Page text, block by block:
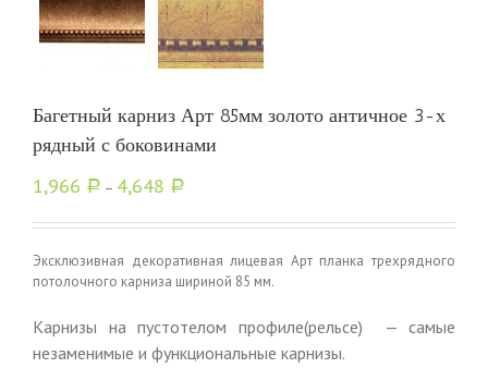
Багетный карниз Арт 85мм золото античное 3-х
рядный с боковинами
1,966 Р – 4,648 Р
Эксклюзивная декоративная лицевая Арт планка трехрядного
потолочного карниза шириной 85 мм.
Карнизы на пустотелом профиле(рельсе) — самые
незаменимые и функциональные карнизы.